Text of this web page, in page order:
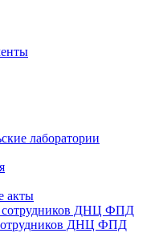
лаборатории
акты
сотрудников ДНЦ ФПД
ДНЦ ФПД